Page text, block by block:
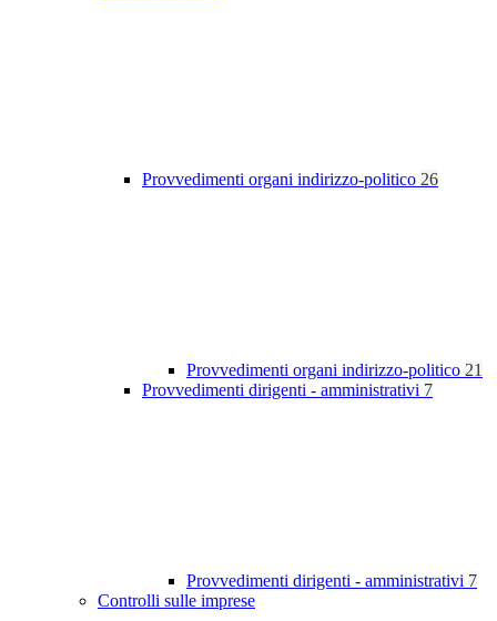
Provvedimenti organi indirizzo-politico 26
Provvedimenti organi indirizzo-politico 21
Provvedimenti dirigenti - amministrativi 7
Provvedimenti dirigenti - amministrativi 7
Controlli sulle imprese